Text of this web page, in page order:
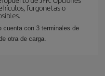
furgonetas o
cuenta con 3 terminales de
otra de carga.